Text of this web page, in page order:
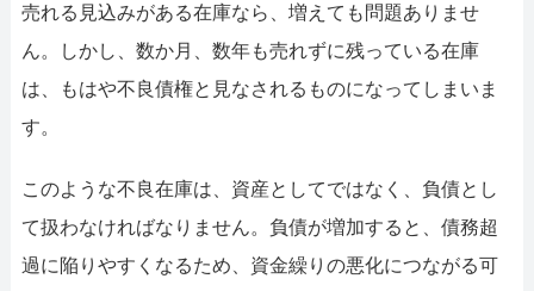
売れる見込みがある在庫なら、増えても問題ありませ
ん。しかし、数か月、数年も売れずに残っている在庫
は、もはや不良債権と見なされるものになってしまいま
す。
このような不良在庫は、資産としてではなく、負債とし
て扱わなければなりません。負債が増加すると、債務超
過に陥りやすくなるため、資金繰りの悪化につながる可